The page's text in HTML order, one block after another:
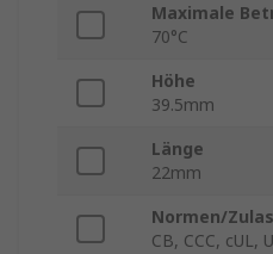
Maximale
70°C
Höhe
39.5mm
Länge
22mm
Normen/
CB, CCC, cUL,